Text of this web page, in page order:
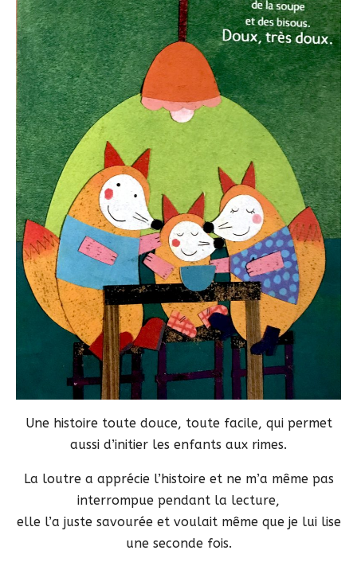
Une histoire toute douce, toute facile, qui permet
aussi d’initier les enfants aux rimes.
La loutre a apprécie l’histoire et ne m’a même pas
interrompue pendant la lecture,
elle l’a juste savourée et voulait même que je lui lise
une seconde fois.